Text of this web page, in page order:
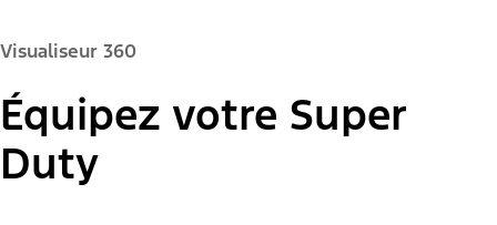
Visualiseur 360
Équipez votre Super
Duty
Couleur de la peinture :